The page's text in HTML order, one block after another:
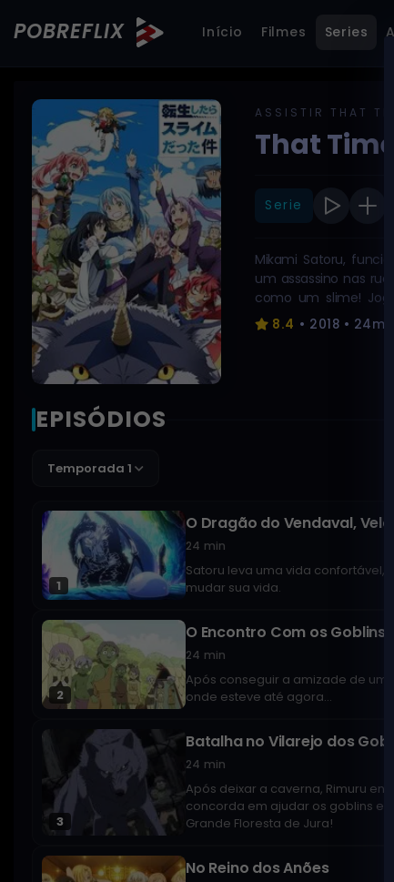
POBREFLIX Início Filmes Series
ASSISTIR THAT
That
Serie
Mikami Satoru,
um assassino nas
como um slime!
assume a missão de
raças.
8.4 • 2018 • 24min
EPISÓDIOS
Temporada 1
1
O Dragão do Vendaval,
24 min
Satoru leva uma vida
mudar sua vida.
2
O Encontro Com os Goblins
24 min
Após conseguir a amizade de um
onde esteve até agora...
3
Batalha no Vilarejo dos
24 min
Após deixar a caverna, Rimuru
concorda em ajudar os goblins
Grande Floresta de Jura!
No Reino dos Anões